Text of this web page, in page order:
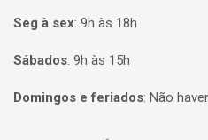
Seg à sex: 9h às 18h
Sábados: 9h às 15h
Domingos e feriados: Não